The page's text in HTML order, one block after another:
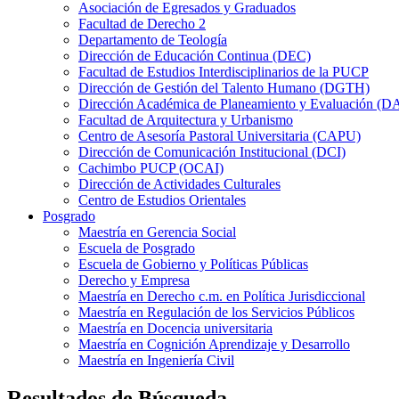
Asociación de Egresados y Graduados
Facultad de Derecho 2
Departamento de Teología
Dirección de Educación Continua (DEC)
Facultad de Estudios Interdisciplinarios de la PUCP
Dirección de Gestión del Talento Humano (DGTH)
Dirección Académica de Planeamiento y Evaluación
Facultad de Arquitectura y Urbanismo
Centro de Asesoría Pastoral Universitaria (CAPU)
Dirección de Comunicación Institucional (DCI)
Cachimbo PUCP (OCAI)
Dirección de Actividades Culturales
Centro de Estudios Orientales
Posgrado
Maestría en Gerencia Social
Escuela de Posgrado
Escuela de Gobierno y Políticas Públicas
Derecho y Empresa
Maestría en Derecho c.m. en Política Jurisdiccional
Maestría en Regulación de los Servicios Públicos
Maestría en Docencia universitaria
Maestría en Cognición Aprendizaje y Desarrollo
Maestría en Ingeniería Civil